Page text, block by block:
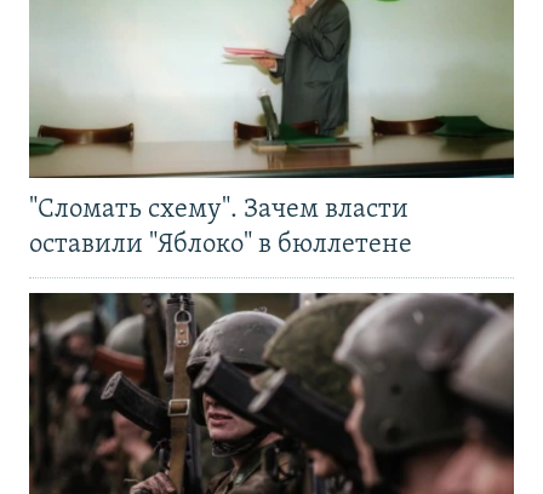
"Сломать схему". Зачем власти
оставили "Яблоко" в бюллетене